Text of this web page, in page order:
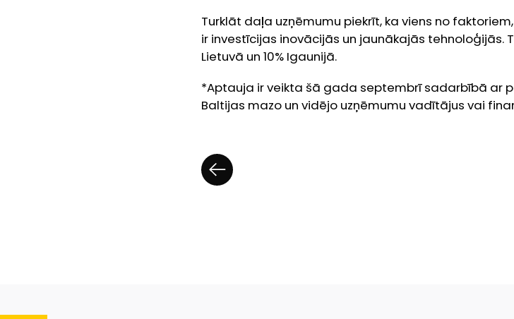
Turklāt daļa uzņēmumu piekrīt, ka viens no
ir investīcijas inovācijās un jaunākajās tehnoloģijās.
Lietuvā un 10% Igaunijā.
*Aptauja ir veikta šā gada septembrī sadarbībā ar
Baltijas mazo un vidējo uzņēmumu vadītājus vai